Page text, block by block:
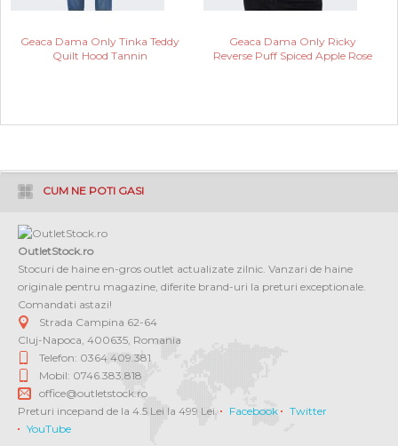
Geaca Dama Only Tinka Teddy
Quilt Hood Tannin
Geaca Dama Only Ricky
Reverse Puff Spiced Apple Rose
CUM NE POTI GASI
OutletStock.ro
Stocuri de haine en-gros outlet actualizate zilnic. Vanzari de haine
originale pentru magazine, diferite brand-uri la preturi exceptionale.
Comandati astazi!
Strada Campina 62-64
Cluj-Napoca 400635 Romania
Telefon: 0364 409.381
Mobil: 0746.383.818
office@outletstock.ro
Preturi incepand de la 4.5 Lei la 499 Lei.
Facebook
Twitter
YouTube